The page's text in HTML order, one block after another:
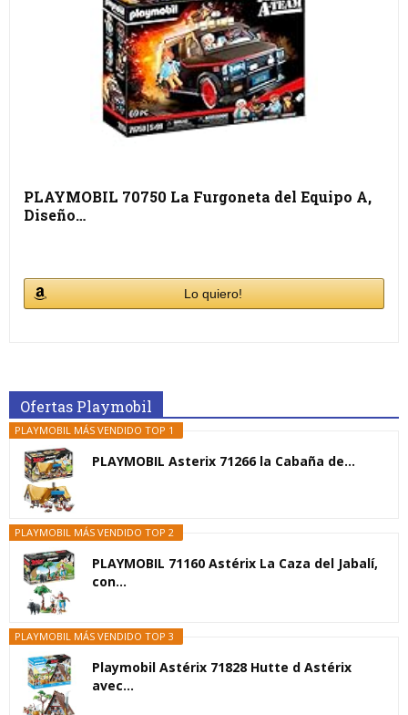
PLAYMOBIL 70750 La Furgoneta del Equipo A,
Diseño…
Lo quiero!
Ofertas Playmobil
PLAYMOBIL MÁS VENDIDO TOP 1
PLAYMOBIL Asterix 71266 la Cabaña de...
PLAYMOBIL MÁS VENDIDO TOP 2
PLAYMOBIL 71160 Astérix La Caza del Jabalí,
con...
PLAYMOBIL MÁS VENDIDO TOP 3
Playmobil Astérix 71828 Hutte d Astérix
avec...